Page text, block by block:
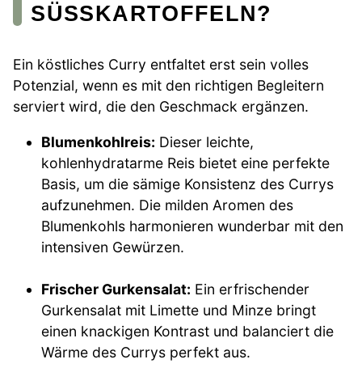
SÜSSKARTOFFELN?
Ein köstliches Curry entfaltet erst sein volles
Potenzial, wenn es mit den richtigen Begleitern
serviert wird, die den Geschmack ergänzen.
Blumenkohlreis: Dieser leichte,
kohlenhydratarme Reis bietet eine perfekte
Basis, um die sämige Konsistenz des Currys
aufzunehmen. Die milden Aromen des
Blumenkohls harmonieren wunderbar mit den
intensiven Gewürzen.
Frischer Gurkensalat: Ein erfrischender
Gurkensalat mit Limette und Minze bringt
einen knackigen Kontrast und balanciert die
Wärme des Currys perfekt aus.